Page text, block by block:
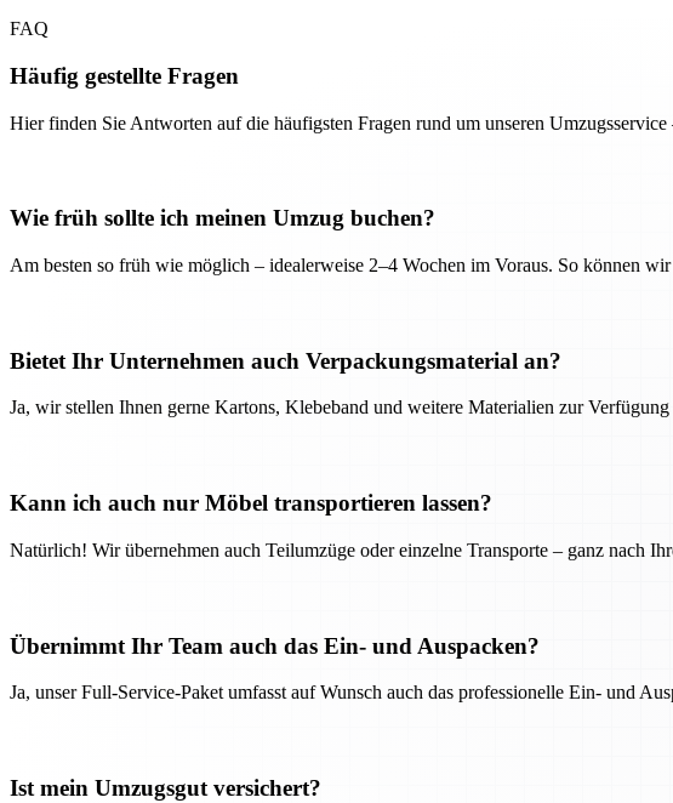
FAQ
Häufig gestellte Fragen
Hier finden Sie Antworten auf die häufigsten Fragen rund um unseren Umzugsservice
Wie früh sollte ich meinen Umzug buchen?
Am besten so früh wie möglich – idealerweise 2–4 Wochen im Voraus. So können
Bietet Ihr Unternehmen auch Verpackungsmaterial an?
Ja, wir stellen Ihnen gerne Kartons, Klebeband und weitere Materialien zur
Kann ich auch nur Möbel transportieren lassen?
Natürlich! Wir übernehmen auch Teilumzüge oder einzelne Transporte – ganz nach
Übernimmt Ihr Team auch das Ein- und Auspacken?
Ja, unser Full-Service-Paket umfasst auf Wunsch auch das professionelle Ein- und
Ist mein Umzugsgut versichert?